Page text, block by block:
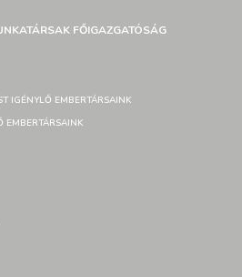
FŐIGAZGATÓSÁG
IGÉNYLŐ EMBERTÁRSAINK
EMBERTÁRSAINK